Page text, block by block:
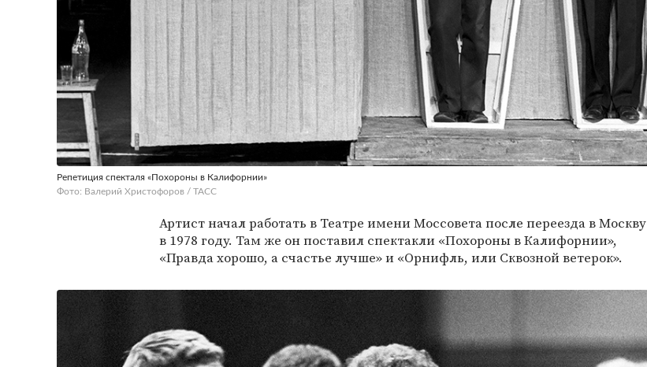
Репетиция спекталя «Похороны в Калифорнии»
Фото: Валерий Христофоров / ТАСС
Артист начал работать в Театре имени Моссовета после переезда в Москву
в 1978 году. Там же он поставил спектакли «Похороны в Калифорнии»,
«Правда хорошо, а счастье лучше» и «Орнифль, или Сквозной ветерок».